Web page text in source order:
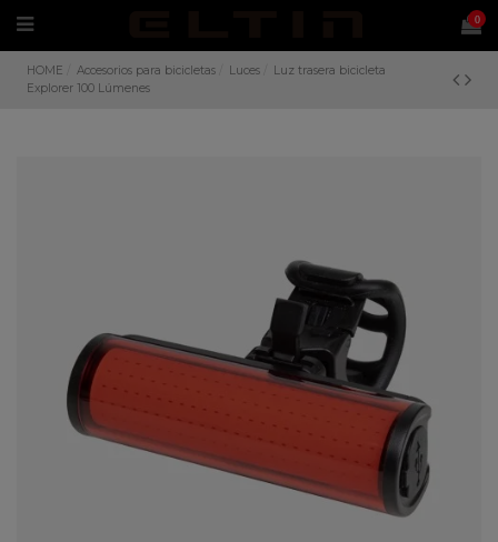
0
HOME Accesorios para bicicletas Luces
Luz trasera bicicleta
Explorer 100 Lúmenes